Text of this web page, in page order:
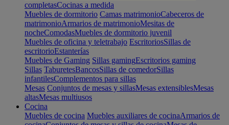
completasCocinas a medida
Muebles de dormitorio Camas matrimonioCabeceros de
matrimonioArmarios de matrimonioMesitas de
nocheComodasMuebles de dormitorio juvenil
Muebles de oficina y teletrabajo EscritoriosSillas de
escritorioEstanterías
Muebles de Gaming Sillas gamingEscritorios gaming
Sillas TaburetesBancosSillas de comedorSillas
infantilesComplementos para sillas
Mesas Conjuntos de mesas y sillasMesas extensiblesMesas
altasMesas multiusos
Cocina
Muebles de cocina Muebles auxiliares de cocinaArmarios de